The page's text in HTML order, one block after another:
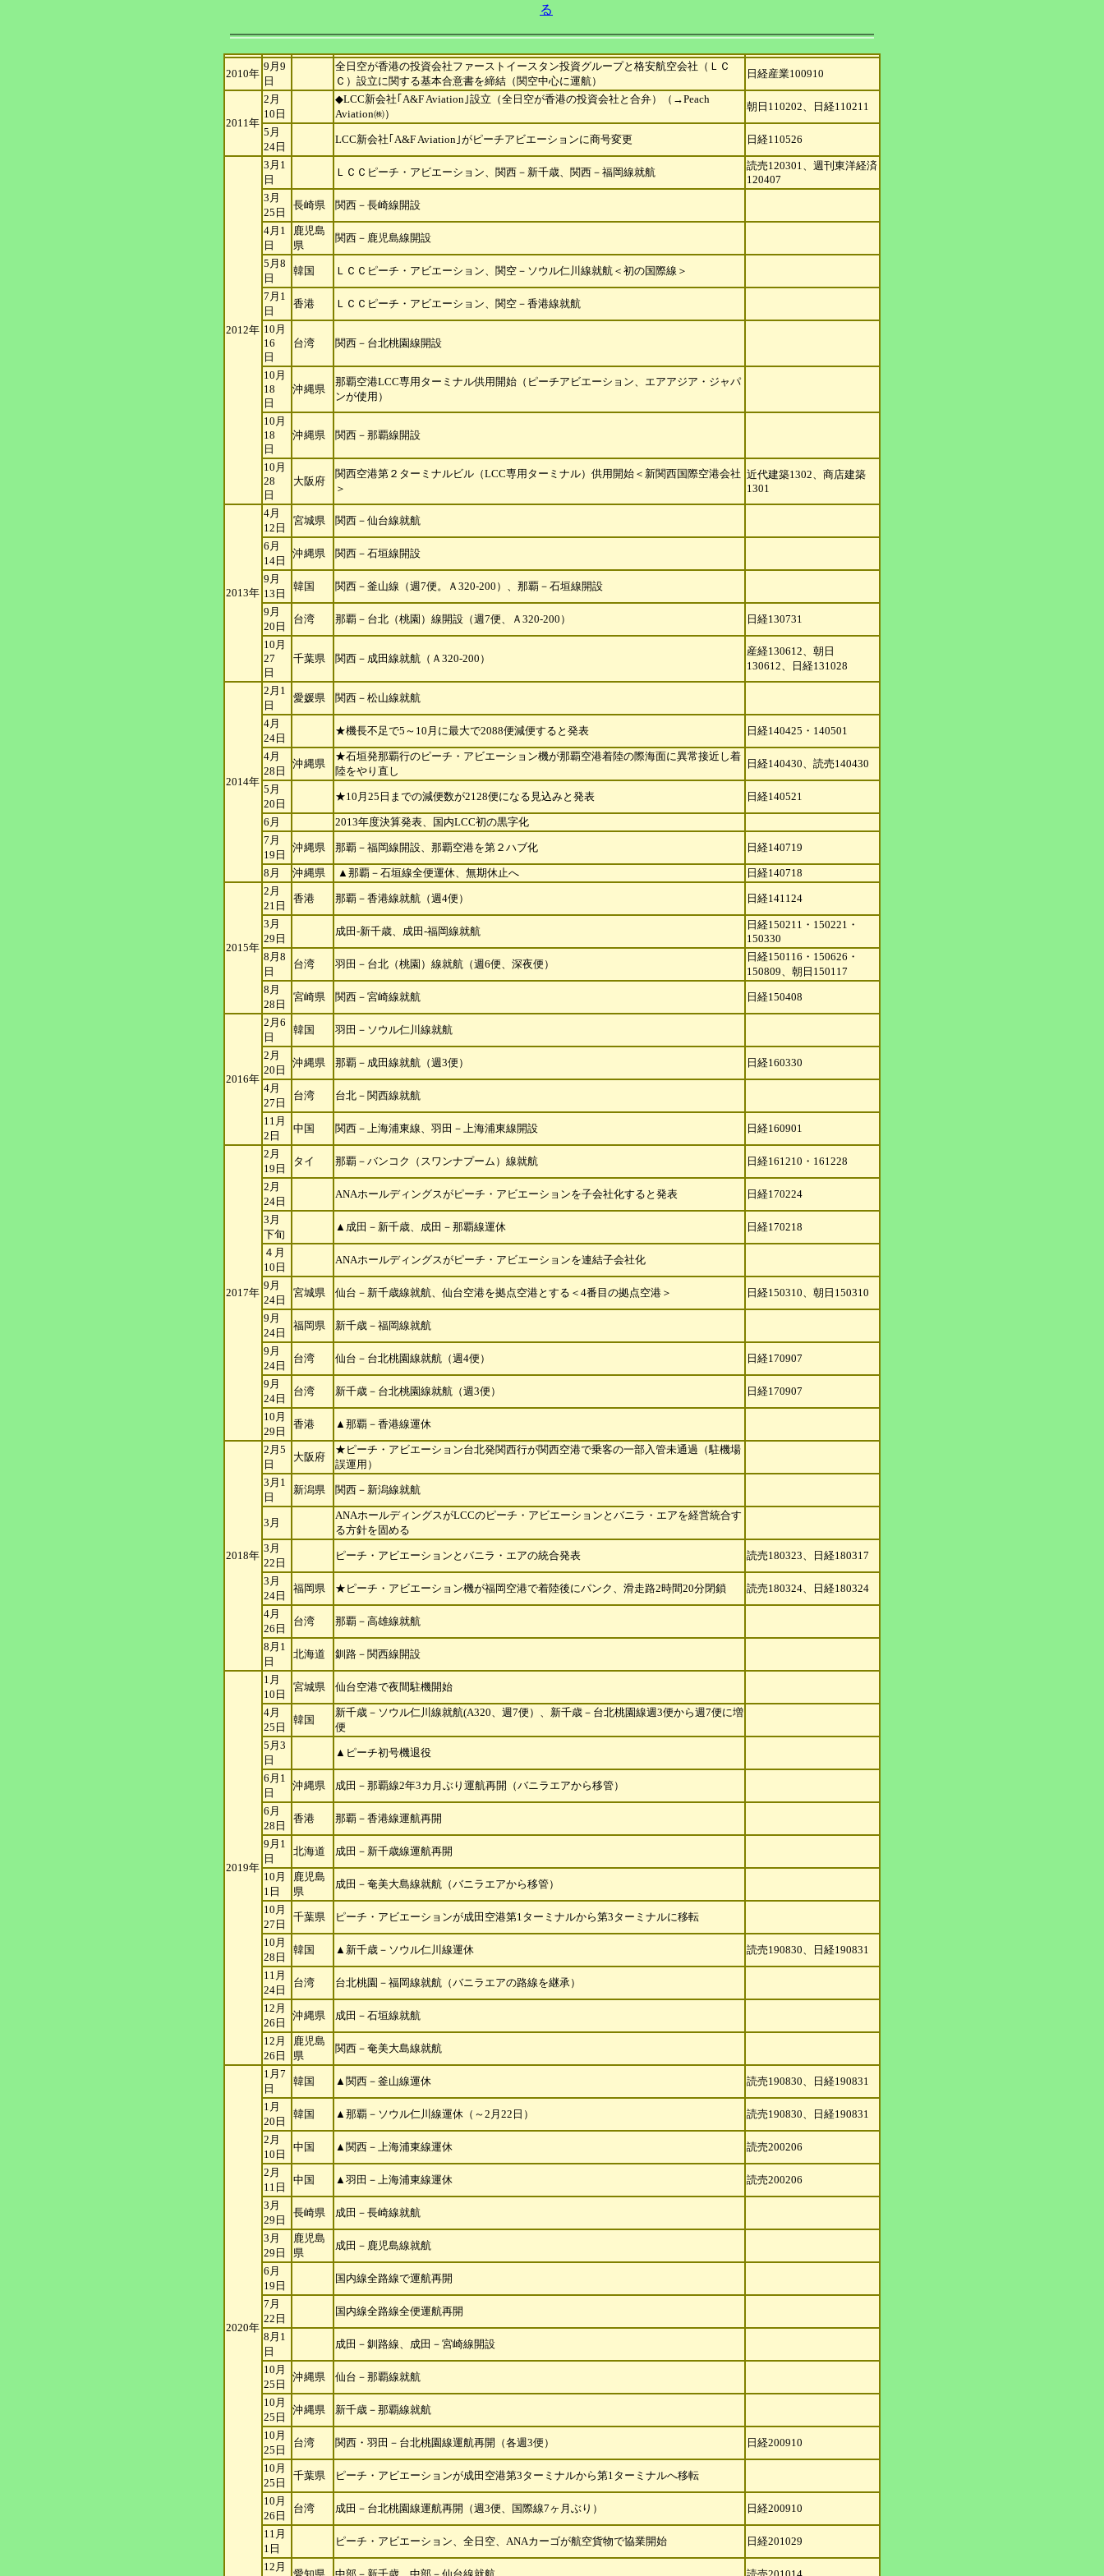
る
2010年
9月9
日
全日空が香港の投資会社ファーストイースタン投資グループと格安航空会社（ＬＣ
Ｃ） 設立に関する基本合意書を締結（関空中心に運航）
日経産業100910
2011年
2月
10日
◆LCC新会社｢A&F Aviation｣設立（全日空が香港の投資会社と合弁）（→Peach
Aviation㈱）
朝日110202、日経110211
5月
24日
LCC新会社｢A&F Aviation｣がピーチアビエーションに商号変更 日経110526
2012年
3月1
日
ＬＣＣピーチ・アビエーション、関西－新千歳、関西－福岡線就航
読売120301、週刊東洋経済
120407
3月
25日
長崎県 関西－長崎線開設
4月1
日
鹿児島
県
関西－鹿児島線開設
5月8
日
韓国 ＬＣＣピーチ・アビエーション、関空－ソウル仁川線就航＜初の国際線＞
7月1
日
香港 ＬＣＣピーチ・アビエーション、関空－香港線就航
10月
16
日
台湾 関西－台北桃園線開設
10月
18
日
沖縄県
那覇空港LCC専用ターミナル供用開始（ピーチアビエーション、エアアジア・ジャパ
ンが使用）
10月
18
日
沖縄県 関西－那覇線開設
10月
28
日
大阪府
関西空港第２ターミナルビル（LCC専用ターミナル）供用開始＜新関西国際空港会社
＞
近代建築1302、商店建築
1301
2013年
4月
12日
宮城県 関西－仙台線就航
6月
14日
沖縄県 関西－石垣線開設
9月
13日
韓国 関西－釜山線（週7便。Ａ320-200）、那覇－石垣線開設
9月
20日
台湾 那覇－台北（桃園）線開設（週7便、Ａ320-200） 日経130731
10月
27
日
千葉県 関西－成田線就航（Ａ320-200）
産経130612、朝日
130612、
日経131028
2014年
2月1
日
愛媛県 関西－松山線就航
4月
24日
★機長不足で5～10月に最大で2088便減便すると発表 日経140425・140501
4月
28日
沖縄県
★石垣発那覇行のピーチ・アビエーション機が那覇空港着陸の際海面に異常接近し着
陸をやり直し
日経140430、読売140430
5月
20日
★10月25日までの減便数が2128便になる見込みと発表 日経140521
6月
2013年度決算発表、国内LCC初の黒字化
7月
19日
沖縄県 那覇－福岡線開設、那覇空港を第２ハブ化 日経140719
8月 沖縄県 ▲那覇－石垣線全便運休、無期休止へ 日経140718
2015年
2月
21日
香港 那覇－香港線就航（週4便） 日経141124
3月
29日
成田-新千歳、成田-福岡線就航
日経150211・150221・
150330
8月8
日
台湾 羽田－台北（桃園）線就航（週6便、深夜便）
日経150116・150626・
150809、朝日150117
8月
28日
宮崎県 関西－宮崎線就航 日経150408
2016年
2月6
日
韓国 羽田－ソウル仁川線就航
2月
20日
沖縄県 那覇－成田線就航（週3便） 日経160330
4月
27日
台湾 台北－関西線就航
11月
2日
中国 関西－上海浦東線、羽田－上海浦東線開設 日経160901
2017年
2月
19日
タイ 那覇－バンコク（スワンナプーム）線就航 日経161210・161228
2月
24日
ANAホールディングスがピーチ・アビエーションを子会社化すると発表 日経170224
3月
下旬
▲成田－新千歳、成田－那覇線運休 日経170218
４月
10日
ANAホールディングスがピーチ・アビエーションを連結子会社化
9月
24日
宮城県 仙台－新千歳線就航、仙台空港を拠点空港とする＜4番目の拠点空港＞ 日経150310、朝日150310
9月
24日
福岡県 新千歳－福岡線就航
9月
24日
台湾 仙台－台北桃園線就航（週4便） 日経170907
9月
24日
台湾 新千歳－台北桃園線就航（週3便） 日経170907
10月
29 日
香港 ▲那覇－香港線運休
2018年
2月5
日
大阪府
★ピーチ・アビエーション台北発関西行が関西空港で乗客の一部入管未通過（駐機場
誤運用）
3月1
日
新潟県 関西－新潟線就航
3月
ANAホールディングスがLCCのピーチ・アビエーションとバニラ・エアを経営統合す
る方針を固める
3月
22日
ピーチ・アビエーションとバニラ・エアの統合発表 読売180323、日経180317
3月
24日
福岡県 ★ピーチ・アビエーション機が福岡空港で着陸後にパンク、滑走路2時間20分閉鎖 読売180324、日経180324
4月
26日
台湾 那覇－高雄線就航
8月1
日
北海道 釧路－関西線開設
2019年
1月
10日
宮城県 仙台空港で夜間駐機開始
4月
25日
韓国
新千歳－ソウル仁川線就航(A320、週7便）、新千歳－台北桃園線週3便から週7便に増
便
5月3
日
▲ピーチ初号機退役
6月1
日
沖縄県 成田－那覇線2年3カ月ぶり運航再開（バニラエアから移管）
6月
28日
香港 那覇－香港線運航再開
9月1
日
北海道 成田－新千歳線運航再開
10月
1日
鹿児島
県
成田－奄美大島線就航（バニラエアから移管）
10月
27 日
千葉県 ピーチ・アビエーションが成田空港第1ターミナルから第3ターミナルに移転
10月
28 日
韓国 ▲新千歳－ソウル仁川線運休 読売190830、日経190831
11月
24 日
台湾 台北桃園－福岡線就航（バニラエアの路線を継承）
12月
26 日
沖縄県 成田－石垣線就航
12月
26 日
鹿児島
県
関西－奄美大島線就航
2020年
1月7
日
韓国 ▲関西－釜山線運休 読売190830、日経190831
1月
20日
韓国 ▲那覇－ソウル仁川線運休（～2月22日） 読売190830、日経190831
2月
10日
中国 ▲関西－上海浦東線運休 読売200206
2月
11日
中国 ▲羽田－上海浦東線運休 読売200206
3月
29日
長崎県 成田－長崎線就航
3月
29日
鹿児島
県
成田－鹿児島線就航
6月
19日
国内線全路線で運航再開
7月
22日
国内線全路線全便運航再開
8月1
日
成田－釧路線、成田－宮崎線開設
10月
25 日
沖縄県 仙台－那覇線就航
10月
25 日
沖縄県 新千歳－那覇線就航
10月
25 日
台湾 関西・羽田－台北桃園線運航再開（各週3便） 日経200910
10月
25 日
千葉県 ピーチ・アビエーションが成田空港第3ターミナルから第1ターミナルへ移転
10月
26 日
台湾 成田－台北桃園線運航再開（週3便、国際線7ヶ月ぶり） 日経200910
11月
1日
ピーチ・アビエーション、全日空、ANAカーゴが航空貨物で協業開始 日経201029
12月